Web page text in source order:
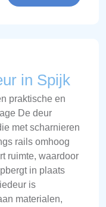
in Spijk
praktische en
De deur
met scharnieren
rails omhoog
ruimte, waardoor
in plaats
is
materialen,